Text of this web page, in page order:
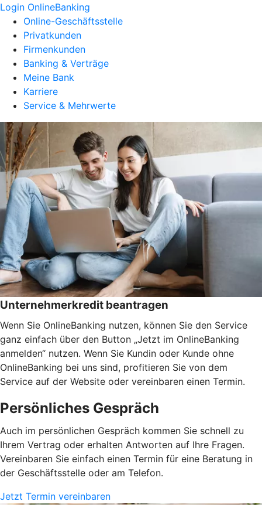
Login OnlineBanking
Online-Geschäftsstelle
Privatkunden
Firmenkunden
Banking & Verträge
Meine Bank
Karriere
Service & Mehrwerte
Unternehmerkredit beantragen
Wenn Sie OnlineBanking nutzen, können Sie den Service
ganz einfach über den Button „Jetzt im OnlineBanking
anmelden“ nutzen. Wenn Sie Kundin oder Kunde ohne
OnlineBanking bei uns sind, profitieren Sie von dem
Service auf der Website oder vereinbaren einen Termin.
Persönliches Gespräch
Auch im persönlichen Gespräch kommen Sie schnell zu
Ihrem Vertrag oder erhalten Antworten auf Ihre Fragen.
Vereinbaren Sie einfach einen Termin für eine Beratung in
der Geschäftsstelle oder am Telefon.
Jetzt Termin vereinbaren